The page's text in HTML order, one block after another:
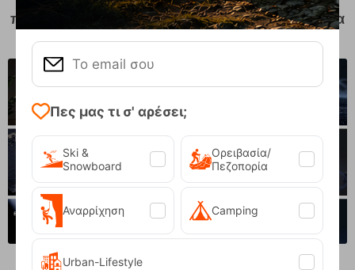
παραγωγής ενέργειας με τη μεγαλύτερη ταχύτητα
φόρτισης
Πες μας τι σ' αρέσει;
Ski &
Snowboard
Ορειβασία/
Πεζοπορία
Αναρρίχηση Camping
Urban-Lifestyle